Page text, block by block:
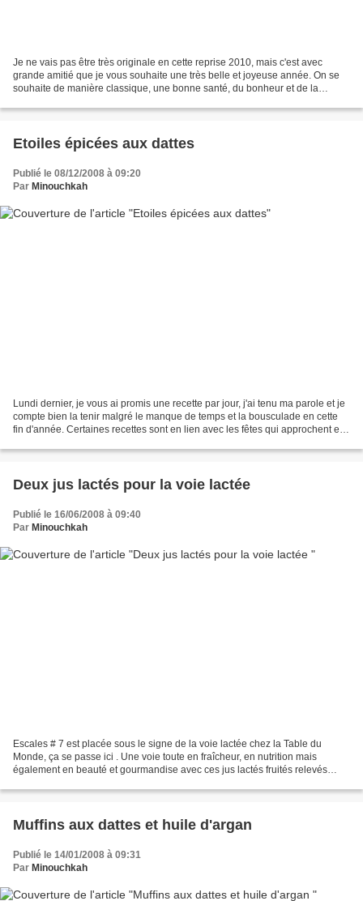
Je ne vais pas être très originale en cette reprise 2010, mais c'est avec
grande amitié que je vous souhaite une très belle et joyeuse année. On se
souhaite de manière classique, une bonne santé, du bonheur et de la
Etoiles épicées aux dattes
Publié le 08/12/2008 à 09:20
Par Minouchkah
Lundi dernier, je vous ai promis une recette par jour, j'ai tenu ma parole et je
compte bien la tenir malgré le manque de temps et la bousculade en cette
fin d'année. Certaines recettes sont en lien avec les fêtes qui approchent et
Deux jus lactés pour la voie lactée
Publié le 16/06/2008 à 09:40
Par Minouchkah
Escales # 7 est placée sous le signe de la voie lactée chez la Table du
Monde, ça se passe ici . Une voie toute en fraîcheur, en nutrition mais
également en beauté et gourmandise avec ces jus lactés fruités relevés
Muffins aux dattes et huile d'argan
Publié le 14/01/2008 à 09:31
Par Minouchkah